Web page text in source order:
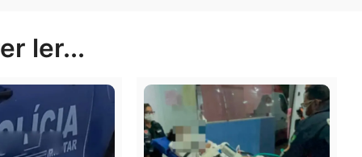
deve ser investigado pela DEHS.
Publicidade